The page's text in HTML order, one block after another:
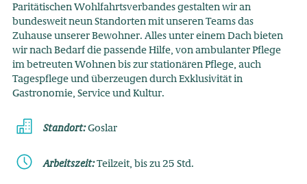
Paritätischen Wohlfahrtsverbandes gestalten wir an
bundesweit neun Standorten mit unseren Teams das
Zuhause unserer Bewohner. Alles unter einem Dach bieten
wir nach Bedarf die passende Hilfe, von ambulanter Pflege
im betreuten Wohnen bis zur stationären Pflege, auch
Tagespflege und überzeugen durch Exklusivität in
Gastronomie, Service und Kultur.
Standort:Goslar
Arbeitszeit:Teilzeit, bis zu 25 Std.